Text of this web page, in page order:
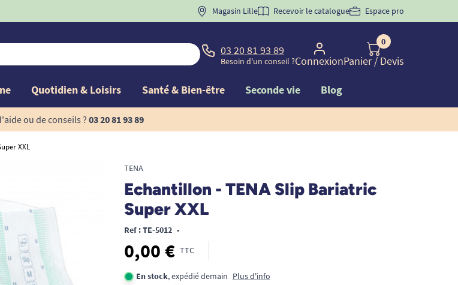
BIENVENUE" pourla 1ère commande d'incontinence
Magasin Lille Recevoir le catalogue Espace pro
03 20 81 93 89
Besoin d'un conseil ?Connexion
0
Panier/ Devis
Quotidien & Loisirs Santé & Bien-être Seconde vie Blog
ou de conseils ? 03 20 81 93 89
XXL
TENA
Echantillon - TENA Slip Bariatric
Super XXL
Ref : TE-5012 •
0,00 € TTC
En stock, expédié demain Plus d'info